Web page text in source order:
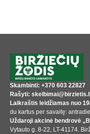
Skambinti: +370 603 22827
Rašyti:
Laikraštis leidžiamas nuo
du kartus per savaitę:
Uždaroji akcinė bendrovė
Vytauto g. 8-22, LT-41174.